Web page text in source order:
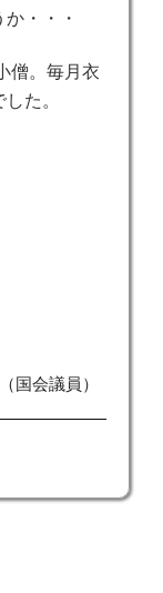
・・・
僧。毎月衣
た。